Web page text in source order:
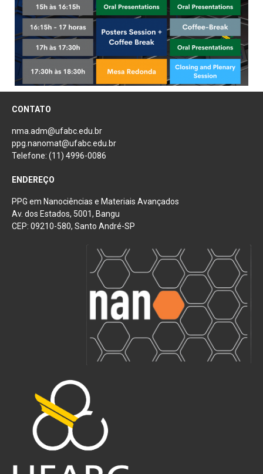
CONTATO
nma.adm@ufabc.edu.br
ppg.nanomat@ufabc.edu.br
Telefone: (11) 4996-0086
ENDEREÇO
PPG em Nanociências e Materiais Avançados
Av. dos Estados, 5001, Bangu
CEP: 09210-580, Santo André-SP